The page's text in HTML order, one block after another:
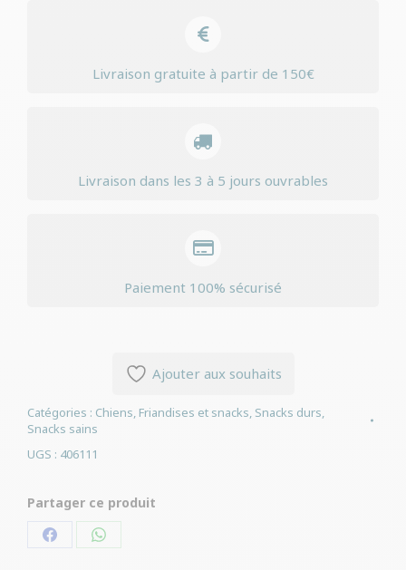
Livraison gratuite à partir de 150€
Livraison dans les 3 à 5 jours ouvrables
Paiement 100% sécurisé
Ajouter aux souhaits
Catégories : Chiens, Friandises et snacks, Snacks durs,
Snacks sains
UGS : 406111
Partager ce produit
PartagerPartager